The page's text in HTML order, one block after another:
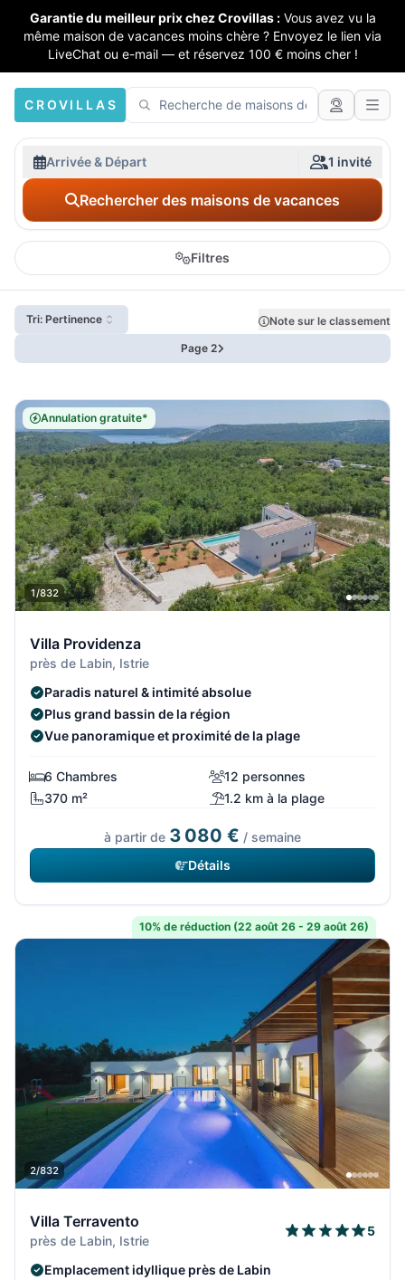
Garantie du meilleur prix chez Crovillas : Vous avez vu la
même maison de vacances moins chère ? Envoyez le lien via
LiveChat ou e-mail — et réservez 100 € moins cher !
CROVILLAS
Arrivée & Départ 1 invité
Rechercher des maisons de vacances
Filtres
Tri: Pertinence
Note sur le classement
Page 2
Annulation gratuite*
1/832
Villa Providenza
près de Labin, Istrie
Paradis naturel & intimité absolue
Plus grand bassin de la région
Vue panoramique et proximité de la plage
6 Chambres
12 personnes
370 m²
1.2 km à la plage
à partir de 3 080 € / semaine
Détails
10% de réduction (22 août 26 - 29 août 26)
2/832
Villa Terravento
près de Labin, Istrie
5
Emplacement idyllique près de Labin